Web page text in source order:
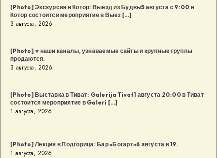
в
Будва:
Kaffa
августа
в
Будва
[…]
[Photo] Экскурсия в Котор: Выезд из Будвы5 августа с 9:00 в
Котор состоится мероприятие в Выез […]
3 августа, 2026
[Photo] ⭐️ наши каналы, узнаваемые сайты и крупные группы
продаются.
3 августа, 2026
[Photo] Выставка в Тиват: Galerija Tivat1 августа 20:00 в Тиват
состоится мероприятие в Galeri […]
1 августа, 2026
[Photo] Лекция в Подгорица: Бар «Богарт»6 августа в 19.
1 августа, 2026